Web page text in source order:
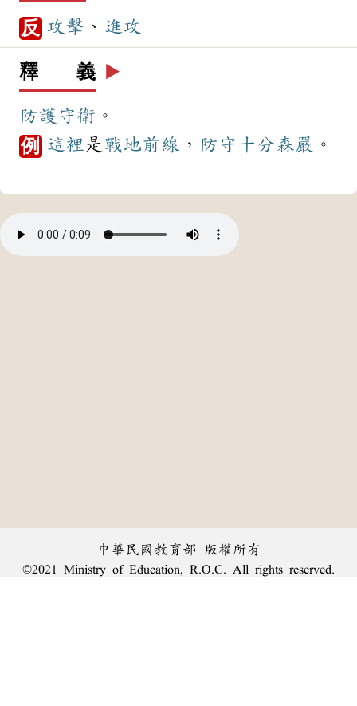
反 攻擊 、 進攻
釋 義 ▶️
防護 守衛 。
例 這裡 是 戰地前線 ， 防守 十分森嚴 。
中華民國教育部 版權所有
©2021 Ministry of Education, R.O.C. All rights reserved.